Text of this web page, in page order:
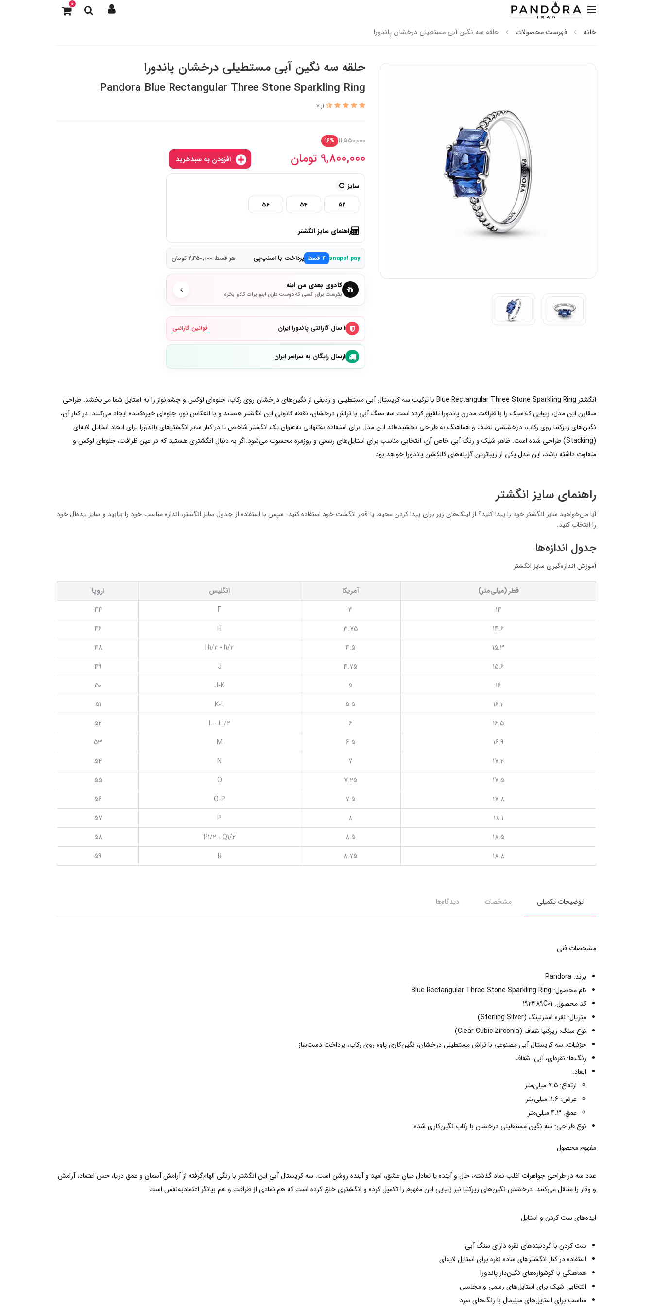
0
خانه فهرست محصولات حلقه سه نگین آبی مستطیلی درخشان پاندورا
حلقه سه نگین آبی مستطیلی درخشان پاندورا
Pandora Blue Rectangular Three Stone Sparkling Ring
از 7
11,550,000
16%
9,800,000 تومان
سایز
52
54
56
راهنمای سایز انگشتر
snapp! pay ۴ قسط پرداخت با اسنپ‌پی هر قسط 2,450,000 تومان
کادوی بعدی من اینه
بفرست برای کسی که دوست داری اینو برات کادو بخره
۱ سال گارانتی پاندورا ایران قوانین گارانتی
ارسال رایگان به سراسر ایران
انگشتر Blue Rectangular Three Stone Sparkling Ring با ترکیب سه کریستال آبی مستطیلی و ردیفی از نگین‌های درخشان روی رکاب، جلوه‌ای لوکس و چشم‌نواز را به استایل شما می‌بخشد. طراحی
متقارن این مدل، زیبایی کلاسیک را با ظرافت مدرن پاندورا تلفیق کرده است.سه سنگ آبی با تراش درخشان، نقطه کانونی این انگشتر هستند و با انعکاس نور، جلوه‌ای خیره‌کننده ایجاد می‌کنند. در کنار آن،
نگین‌های زیرکنیا روی رکاب، درخششی لطیف و هماهنگ به طراحی بخشیده‌اند.این مدل برای استفاده به‌تنهایی به‌عنوان یک انگشتر شاخص یا در کنار سایر انگشترهای پاندورا برای ایجاد استایل لایه‌ای
(Stacking) طراحی شده است. ظاهر شیک و رنگ آبی خاص آن، انتخابی مناسب برای استایل‌های رسمی و روزمره محسوب می‌شود.اگر به دنبال انگشتری هستید که در عین ظرافت، جلوه‌ای لوکس و
متفاوت داشته باشد، این مدل یکی از زیباترین گزینه‌های کالکشن پاندورا خواهد بود.
راهنمای سایز انگشتر
آیا می‌خواهید سایز انگشتر خود را پیدا کنید؟ از لینک‌های زیر برای پیدا کردن محیط یا قطر انگشت خود استفاده کنید. سپس با استفاده از جدول سایز انگشتر، اندازه مناسب خود را بیابید و سایز ایده‌آل خود
را انتخاب کنید.
جدول اندازه‌ها
آموزش اندازه‌گیری سایز انگشتر
قطر (میلی‌متر) آمریکا انگلیس
اروپا
14
3
F
44
14.6
3.75
H
46
15.3
4.5
H1/2 - I1/2
48
15.6
4.75
J
49
16
5
J-K
50
16.2
5.5
K-L
51
16.5
6
L - L1/2
52
16.9
6.5
M
53
17.2
7
N
54
17.5
7.25
O
55
17.8
7.5
O-P
56
18.1
8
P
57
18.5
8.5
P1/2 - Q1/2
58
18.8
8.75
R
59
توضیحات تکمیلی مشخصات دیدگاه‌ها
مشخصات فنی
برند: Pandora
نام محصول: Blue Rectangular Three Stone Sparkling Ring
کد محصول: 192389C01
متریال: نقره استرلینگ (Sterling Silver)
نوع سنگ: زیرکنیا شفاف (Clear Cubic Zirconia)
جزئیات: سه کریستال آبی مصنوعی با تراش مستطیلی درخشان، نگین‌کاری پاوه روی رکاب، پرداخت دست‌ساز
رنگ‌ها: نقره‌ای، آبی، شفاف
ابعاد:
ارتفاع: 7.5 میلی‌متر
عرض: 11.6 میلی‌متر
عمق: 4.3 میلی‌متر
نوع طراحی: سه نگین مستطیلی درخشان با رکاب نگین‌کاری شده
مفهوم محصول
عدد سه در طراحی جواهرات اغلب نماد گذشته، حال و آینده یا تعادل میان عشق، امید و آینده روشن است. سه کریستال آبی این انگشتر با رنگی الهام‌گرفته از آرامش آسمان و عمق دریا، حس اعتماد، آرامش
و وقار را منتقل می‌کنند. درخشش نگین‌های زیرکنیا نیز زیبایی این مفهوم را تکمیل کرده و انگشتری خلق کرده است که هم نمادی از ظرافت و هم بیانگر اعتمادبه‌نفس است.
ایده‌های ست کردن و استایل
ست کردن با گردنبندهای نقره دارای سنگ آبی
استفاده در کنار انگشترهای ساده نقره برای استایل لایه‌ای
هماهنگی با گوشواره‌های نگین‌دار پاندورا
انتخابی شیک برای استایل‌های رسمی و مجلسی
مناسب برای استایل‌های مینیمال با رنگ‌های سرد